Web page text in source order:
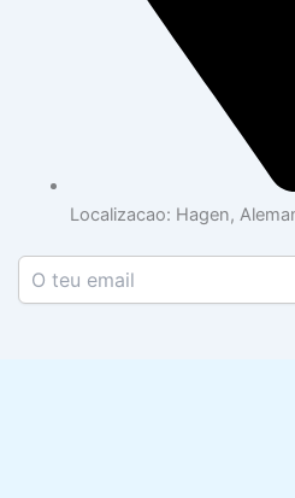
Localizacao: Hagen,